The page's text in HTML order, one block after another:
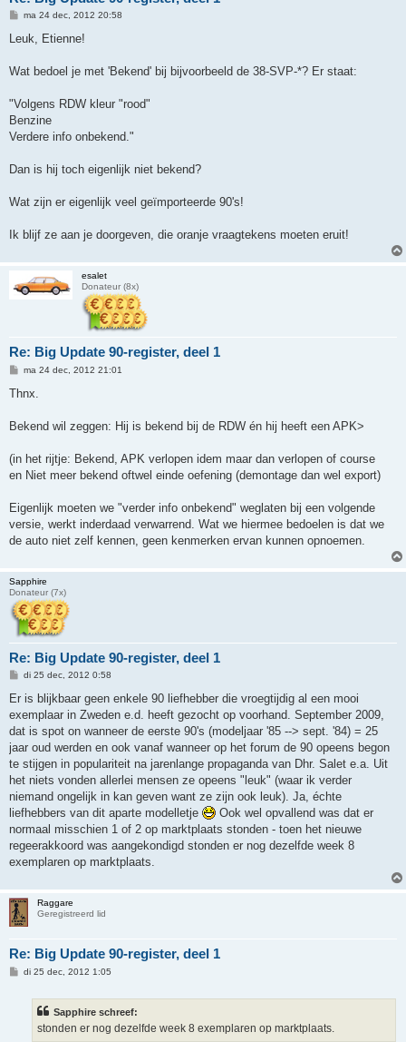
B
r
h
ma 24 dec, 2012 20:58
Leuk, Etienne!
Wat bedoel je met 'Bekend' bij bijvoorbeeld de 38-SVP-*? Er staat:
"Volgens RDW kleur "rood"
Benzine
Verdere info onbekend."
Dan is hij toch eigenlijk niet bekend?
Wat zijn er eigenlijk veel geïmporteerde 90's!
Ik blijf ze aan je doorgeven, die oranje vraagtekens moeten eruit!
esalet
Donateur (8x)
Re: Big Update 90-register, deel 1
B
r
h
ma 24 dec, 2012 21:01
Thnx.
Bekend wil zeggen: Hij is bekend bij de RDW én hij heeft een APK>
(in het rijtje: Bekend, APK verlopen idem maar dan verlopen of course
en Niet meer bekend oftwel einde oefening (demontage dan wel export)
Eigenlijk moeten we "verder info onbekend" weglaten bij een volgende
versie, werkt inderdaad verwarrend. Wat we hiermee bedoelen is dat we
de auto niet zelf kennen, geen kenmerken ervan kunnen opnoemen.
Sapphire
Donateur (7x)
Re: Big Update 90-register, deel 1
B
r
c
h
di 25 dec, 2012 0:58
Er is blijkbaar geen enkele 90 liefhebber die vroegtijdig al een mooi
exemplaar in Zweden e.d. heeft gezocht op voorhand. September 2009,
dat is spot on wanneer de eerste 90's (modeljaar '85 --> sept. '84) = 25
jaar oud werden en ook vanaf wanneer op het forum de 90 opeens begon
te stijgen in populariteit na jarenlange propaganda van Dhr. Salet e.a. Uit
het niets vonden allerlei mensen ze opeens "leuk" (waar ik verder
niemand ongelijk in kan geven want ze zijn ook leuk). Ja, échte
liefhebbers van dit aparte modelletje
Ook wel opvallend was dat er
normaal misschien 1 of 2 op marktplaats stonden - toen het nieuwe
regeerakkoord was aangekondigd stonden er nog dezelfde week 8
exemplaren op marktplaats.
Raggare
Geregistreerd lid
Re: Big Update 90-register, deel 1
Bdi 25 dec, 2012 1:05
Sapphire schreef:
stonden er nog dezelfde week 8 exemplaren op marktplaats.